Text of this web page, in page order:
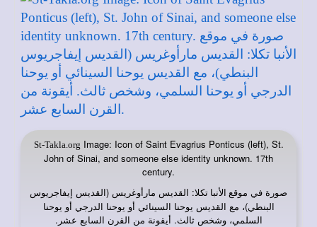
St-Takla.org Image: Icon of Saint Evagrius Ponticus (left), St.
John of Sinai, and someone else identity unknown. 17th
century.
صورة في موقع الأنبا تكلا: القديس مارأوغريس (القديس إيفاجريوس
البنطي)، مع القديس يوحنا السينائي أو يوحنا الدرجي أو يوحنا
السلمي، وشخص ثالث. أيقونة من القرن السابع عشر.